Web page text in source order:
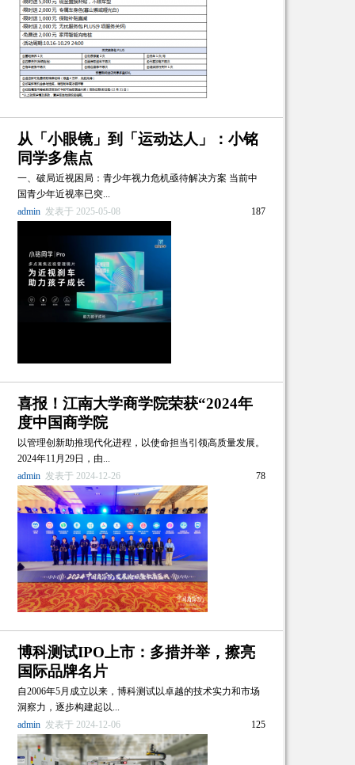
从「小眼镜」到「运动达人」：小铭
同学多焦点
一、破局近视困局：青少年视力危机亟待解决方案 当前中
国青少年近视率已突...
admin 发表于 2025-05-08 187
喜报！江南大学商学院荣获“2024年
度中国商学院
以管理创新助推现代化进程，以使命担当引领高质量发展。
2024年11月29日，由...
admin 发表于 2024-12-26 78
博科测试IPO上市：多措并举，擦亮
国际品牌名片
自2006年5月成立以来，博科测试以卓越的技术实力和市场
洞察力，逐步构建起以...
admin 发表于 2024-12-06 125